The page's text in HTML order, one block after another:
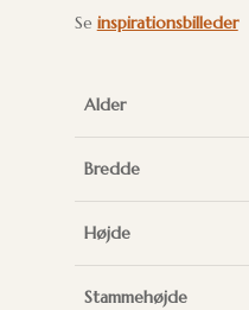
Se inspirationsbilleder
Alder
Bredde
Højde
Stammehøjde